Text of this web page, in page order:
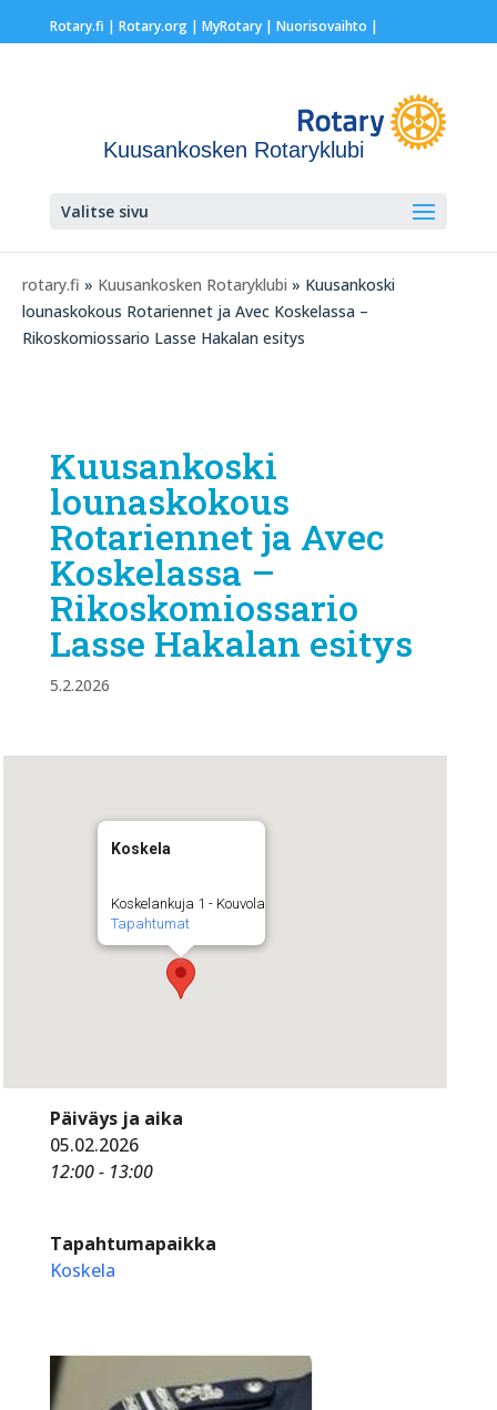
Rotary.fi | Rotary.org| MyRotary | Nuorisovaihto |
Kuusankosken Rotaryklubi
Valitse sivu
rotary.fi » Kuusankosken Rotaryklubi » Kuusankoski
lounaskokous Rotariennet ja Avec Koskelassa –
Rikoskomiossario Lasse Hakalan esitys
Kuusankoski
lounaskokous
Rotariennet ja Avec
Koskelassa –
Rikoskomiossario
Lasse Hakalan esitys
5.2.2026
Koskela
Koskelankuja 1 - Kouvola
Tapahtumat
Päiväys ja aika
05.02.2026
12:00 - 13:00
Tapahtumapaikka
Koskela